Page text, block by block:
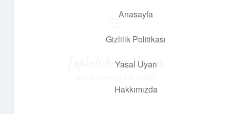
Anasayfa
Gizlilik Politikası
Yasal Uyarı
Hakkımızda
Topluluk ve İlham